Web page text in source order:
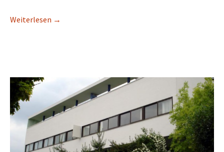
Weiterlesen →